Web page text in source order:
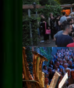
Wetter
Kinogutschein
Konzept
Archiv
Kontakt